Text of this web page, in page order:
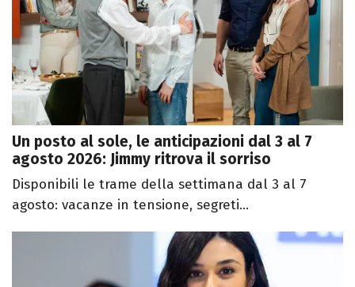
Un posto al sole, le anticipazioni dal 3 al 7
agosto 2026: Jimmy ritrova il sorriso
Disponibili le trame della settimana dal 3 al 7
agosto: vacanze in tensione, segreti...